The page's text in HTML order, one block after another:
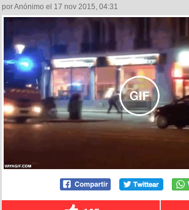
por Anónimo el 17 nov 2015, 04:31